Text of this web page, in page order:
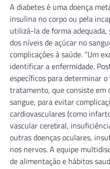
A diabetes é uma doença
insulina no corpo ou pela
utilizá-la de forma
dos níveis de açúcar no
complicações à saúde. “Um
identificar a enfermidade.
específicos para determinar
tratamento, que consiste em
sangue, para evitar
cardiovasculares (como
vascular cerebral,
outras doenças oculares,
nos nervos. A equipe
de alimentação e hábitos